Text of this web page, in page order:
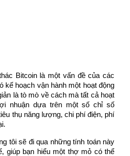
làm tài sản thế chấp
Bitcoin là một vấn đề của các
kế hoạch vận hành một hoạt động
là tò mò về cách mà tất cả hoạt
nhuận dựa trên một số chỉ số
thụ năng lượng, chi phí điện, phí
tôi sẽ đi qua những tính toán này
giúp bạn hiểu một thợ mỏ có thể